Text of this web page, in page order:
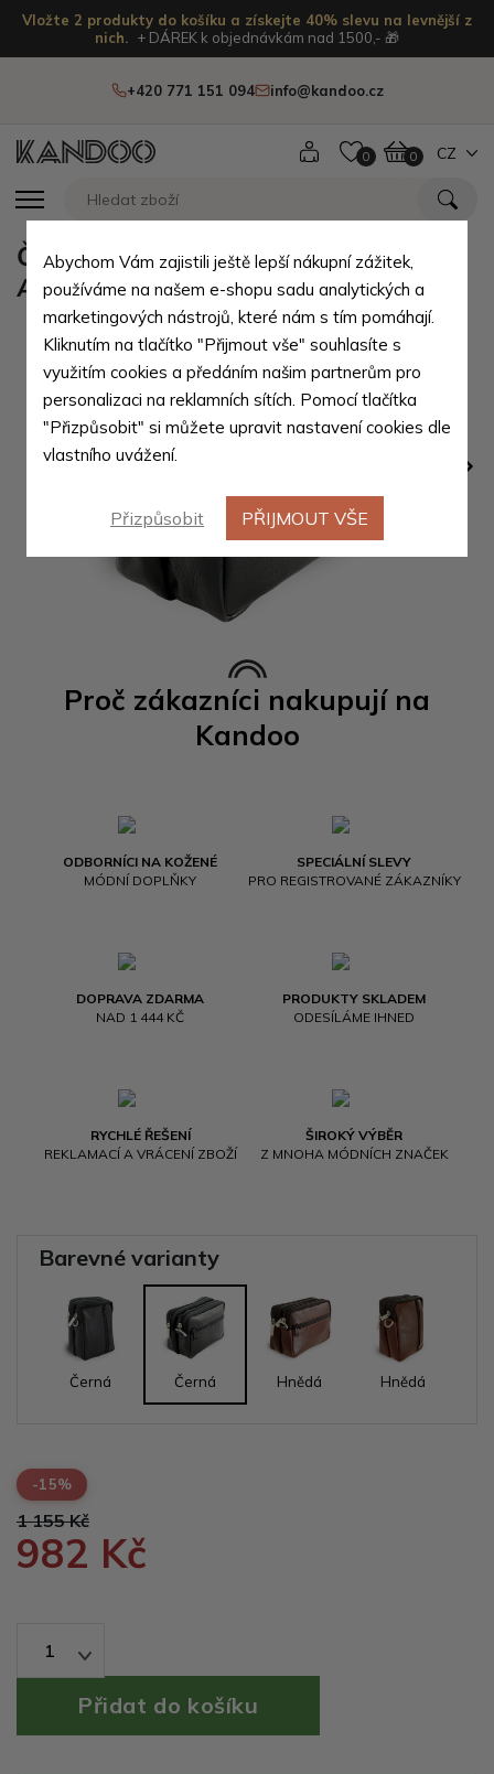
Vložte 2 produkty do košíku a získejte 40% slevu na levnější z
nich.
+ DÁREK k objednávkám nad 1500,- 🎁
+420 771 151 094 info@kandoo.cz
0 0 CZ
Proč zákazníci nakupují na
Kandoo
ODBORNÍCI NA KOŽENÉ
MÓDNÍ DOPLŇKY
SPECIÁLNÍ SLEVY
PRO REGISTROVANÉ ZÁKAZNÍKY
DOPRAVA ZDARMA
NAD 1 444 KČ
PRODUKTY SKLADEM
ODESÍLÁME IHNED
RYCHLÉ ŘEŠENÍ
REKLAMACÍ A VRÁCENÍ ZBOŽÍ
ŠIROKÝ VÝBĚR
Z MNOHA MÓDNÍCH ZNAČEK
Černá kožená dokladová etue
Angelo
Barevné varianty
Černá Černá Hnědá Hnědá
-15%
1 155 Kč
982 Kč
1
Abychom Vám zajistili ještě lepší nákupní zážitek,
používáme na našem e-shopu sadu analytických a
marketingových nástrojů, které nám s tím pomáhají.
Kliknutím na tlačítko "Přijmout vše" souhlasíte s
využitím cookies a předáním našim partnerům pro
personalizaci na reklamních sítích. Pomocí tlačítka
"Přizpůsobit" si můžete upravit nastavení cookies dle
vlastního uvážení.
Přizpůsobit PŘIJMOUT VŠE